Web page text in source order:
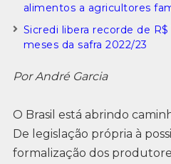
alimentos a agricultores
Sicredi libera recorde de
meses da safra 2022/23
Por André Garcia
O Brasil está abrindo
De legislação própria à
formalização dos